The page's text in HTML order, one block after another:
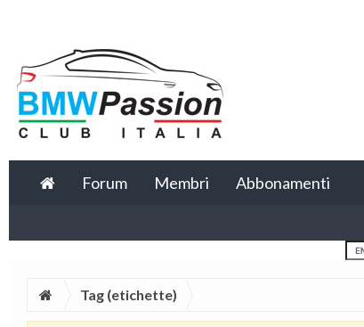
Forum Membri Abbonamenti
Tag (etichette)